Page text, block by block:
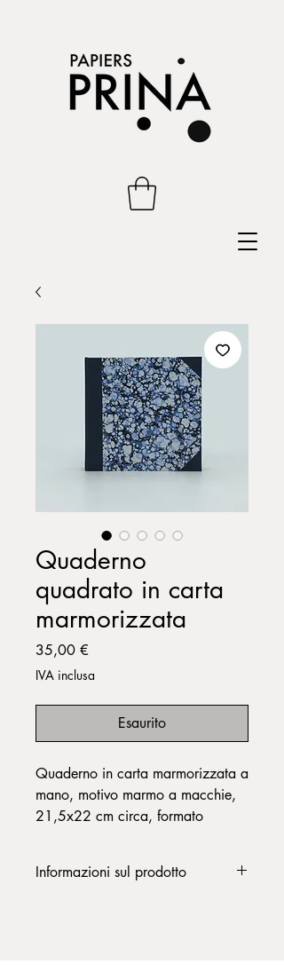
Quaderno
quadrato in carta
marmorizzata
35,00 €
IVA inclusa
Esaurito
Quaderno in carta marmorizzata a
mano, motivo marmo a macchie,
21,5x22 cm circa, formato
Grammatura carta: 90gr.
Informazioni sul prodotto